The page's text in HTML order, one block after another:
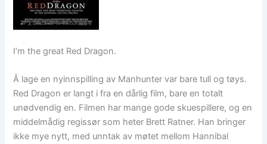
I’m the great Red Dragon.
Å lage en nyinnspilling av Manhunter var bare tull og tøys.
Red Dragon er langt i fra en dårlig film, bare en totalt
unødvendig en. Filmen har mange gode skuespillere, og en
middelmådig regissør som heter Brett Ratner. Han bringer
ikke mye nytt, med unntak av møtet mellom Hannibal